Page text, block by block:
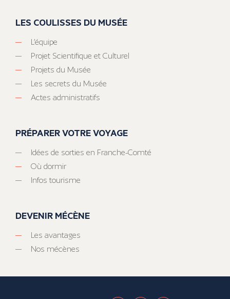
LES COULISSES DU MUSÉE
L’équipe
Projet Scientifique et Culturel
Projets du Musée
Les secrets du Musée
Actes administratifs
PRÉPARER VOTRE VOYAGE
Idées de sorties en Franche-Comté
Où dormir
Infos tourisme
DEVENIR MÉCÈNE
Les avantages
Nos mécènes